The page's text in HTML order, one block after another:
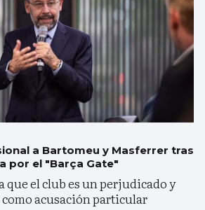
a Bartomeu y Masferrer tras
por el "Barça Gate"
que el club es un perjudicado y
acusación particular